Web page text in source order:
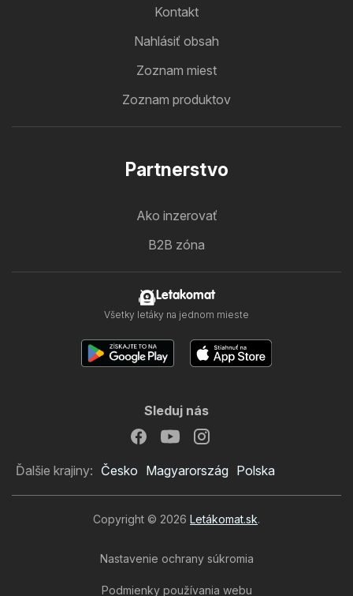
Kontakt
Nahlásiť obsah
Zoznam miest
Zoznam produktov
Partnerstvo
Ako inzerovať
B2B zóna
Letakomat
Všetky letáky na jednom mieste
Sleduj nás
Ďalšie krajiny: Česko Magyarország Polska
Copyright © 2026 Letákomat.sk.
Nastavenie ochrany súkromia
Podmienky používania webu